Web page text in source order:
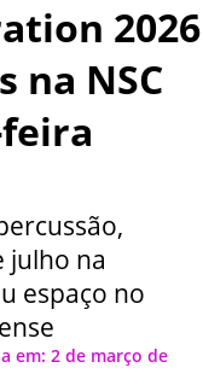
2026
na NSC
julho na
espaço no
em: 2 de março de